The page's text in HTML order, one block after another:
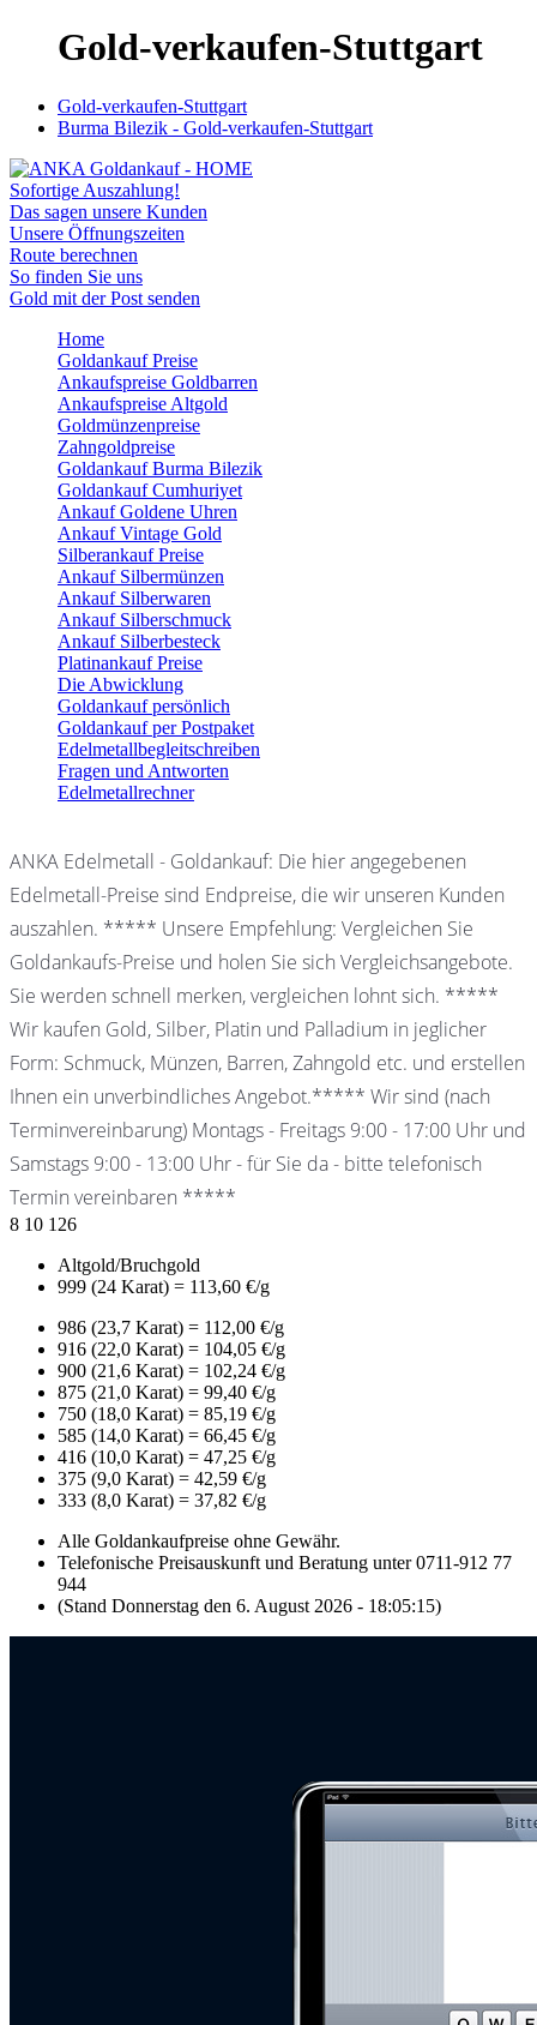
Gold-verkaufen-Stuttgart
Gold-verkaufen-Stuttgart
Burma Bilezik - Gold-verkaufen-Stuttgart
Sofortige Auszahlung!
Das sagen unsere Kunden
Unsere Öffnungszeiten
Route berechnen
So finden Sie uns
Gold mit der Post senden
Home
Goldankauf Preise
Ankaufspreise Goldbarren
Ankaufspreise Altgold
Goldmünzenpreise
Zahngoldpreise
Goldankauf Burma Bilezik
Goldankauf Cumhuriyet
Ankauf Goldene Uhren
Ankauf Vintage Gold
Silberankauf Preise
Ankauf Silbermünzen
Ankauf Silberwaren
Ankauf Silberschmuck
Ankauf Silberbesteck
Platinankauf Preise
Die Abwicklung
Goldankauf persönlich
Goldankauf per Postpaket
Edelmetallbegleitschreiben
Fragen und Antworten
Edelmetallrechner
ANKA Edelmetall - Goldankauf: Die hier angegebenen
Edelmetall-Preise sind Endpreise, die wir unseren Kunden
auszahlen. ***** Unsere Empfehlung: Vergleichen Sie
Goldankaufs-Preise und holen Sie sich Vergleichsangebote.
Sie werden schnell merken, vergleichen lohnt sich. *****
Wir kaufen Gold, Silber, Platin und Palladium in jeglicher
Form: Schmuck, Münzen, Barren, Zahngold etc. und erstellen
Ihnen ein unverbindliches Angebot.***** Wir sind (nach
Terminvereinbarung) Montags - Freitags 9:00 - 17:00 Uhr und
Samstags 9:00 - 13:00 Uhr - für Sie da - bitte telefonisch
Termin vereinbaren *****
8 10 126
Altgold/Bruchgold
999 (24 Karat) = 113,60 €/g
986 (23,7 Karat) = 112,00 €/g
916 (22,0 Karat) = 104,05 €/g
900 (21,6 Karat) = 102,24 €/g
875 (21,0 Karat) = 99,40 €/g
750 (18,0 Karat) = 85,19 €/g
585 (14,0 Karat) = 66,45 €/g
416 (10,0 Karat) = 47,25 €/g
375 (9,0 Karat) = 42,59 €/g
333 (8,0 Karat) = 37,82 €/g
Alle Goldankaufpreise ohne Gewähr.
Telefonische Preisauskunft und Beratung unter 0711-912 77
944
(Stand Donnerstag den 6. August 2026 - 18:05:15)